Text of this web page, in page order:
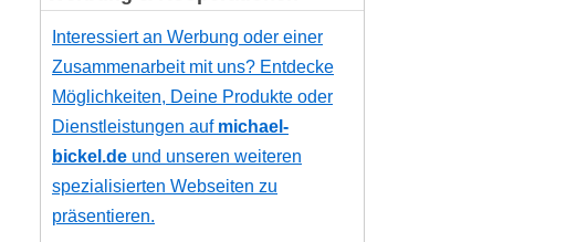
Interessiert an Werbung oder einer
Zusammenarbeit mit uns? Entdecke
Möglichkeiten, Deine Produkte oder
Dienstleistungen auf michael-
bickel.de und unseren weiteren
spezialisierten Webseiten zu
präsentieren.